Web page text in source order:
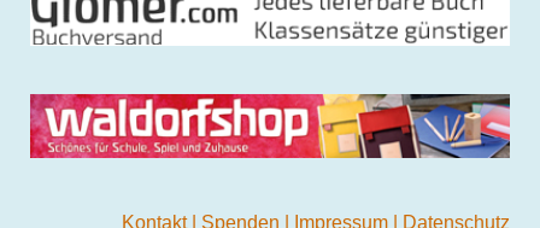
Kontakt Spenden Impressum Datenschutz